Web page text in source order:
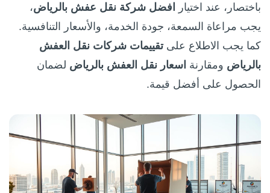
باختصار، عند اختيار افضل شركة نقل عفش بالرياض،
يجب مراعاة السمعة، جودة الخدمة، والأسعار التنافسية.
كما يجب الاطلاع علىتقييمات شركات نقل العفش
بالرياض ومقارنة اسعار نقل العفش بالرياض لضمان
الحصول على أفضل قيمة.